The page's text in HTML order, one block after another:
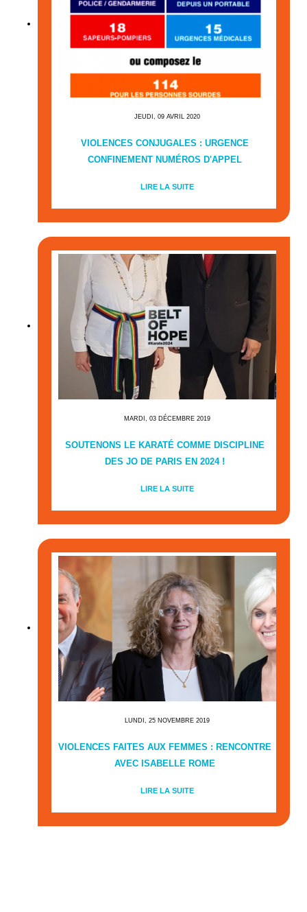
JEUDI, 09 AVRIL 2020
VIOLENCES CONJUGALES : URGENCE
CONFINEMENT NUMÉROS D'APPEL
LIRE LA SUITE
MARDI, 03 DÉCEMBRE 2019
SOUTENONS LE KARATÉ COMME DISCIPLINE
DES JO DE PARIS EN 2024 !
LIRE LA SUITE
LUNDI, 25 NOVEMBRE 2019
VIOLENCES FAITES AUX FEMMES : RENCONTRE
AVEC ISABELLE ROME
LIRE LA SUITE